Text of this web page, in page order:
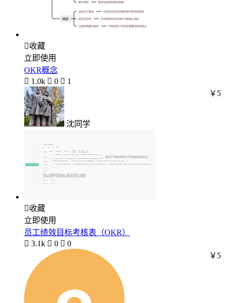
收藏
立即使用
OKR概念
 1.0k  0  1
沈同学
￥5
收藏
立即使用
员工绩效目标考核表（OKR）
 3.1k  0  0
￥5